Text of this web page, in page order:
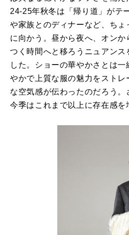
24-25年秋冬は「帰り道」がテ
や家族とのディナーなど、ち
に向かう。昼から夜へ、オン
つく時間へと移ろうニュアンス
した。ショーの華やかさとは
やかで上質な服の魅力をスト
な空気感が伝わったのだろう。
今季はこれまで以上に存在感を